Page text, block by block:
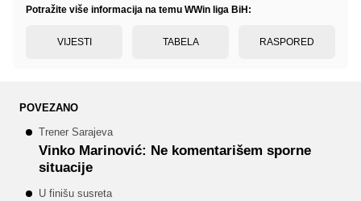
Potražite više informacija na temu WWin liga BiH:
VIJESTI TABELA RASPORED
POVEZANO
Trener Sarajeva
Vinko Marinović: Ne komentarišem sporne
situacije
U finišu susreta